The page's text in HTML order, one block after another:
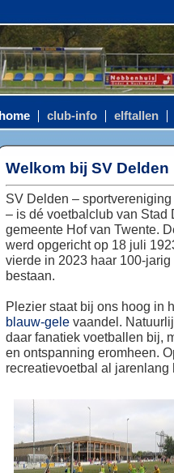
home club-info elftallen
Welkom bij SV Delden
SV Delden –
– is dé voetbalclub van Stad
gemeente Hof van Twente.
werd opgericht op 18 juli
vierde in 2023 haar 100-jarig
bestaan.
Plezier staat bij ons hoog in
blauw-gele vaandel.
daar fanatiek voetballen bij,
en ontspanning eromheen.
recreatievoetbal al jarenlang